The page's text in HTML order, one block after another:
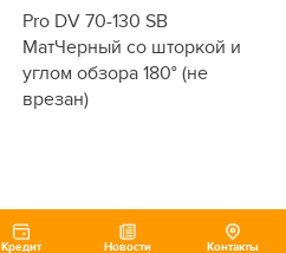
Кредит Новости Контакты
Pro DV 70-130 SB
МатЧерный со шторкой и
углом обзора 180° (не
врезан)